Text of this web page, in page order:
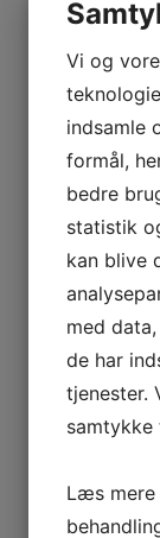
4. august 2026
LÆS
Vi og
indsamle
formål,
bedre
statistik
kan blive
med
de har
tjenester.
samtykke
Læs mere